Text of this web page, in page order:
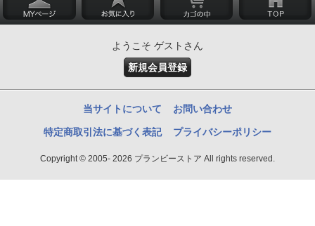
ようこそ ゲストさん
新規会員登録
当サイトについて お問い合わせ
特定商取引法に基づく表記 プライバシーポリシー
Copyright © 2005- 2026 プランビーストア All rights reserved.